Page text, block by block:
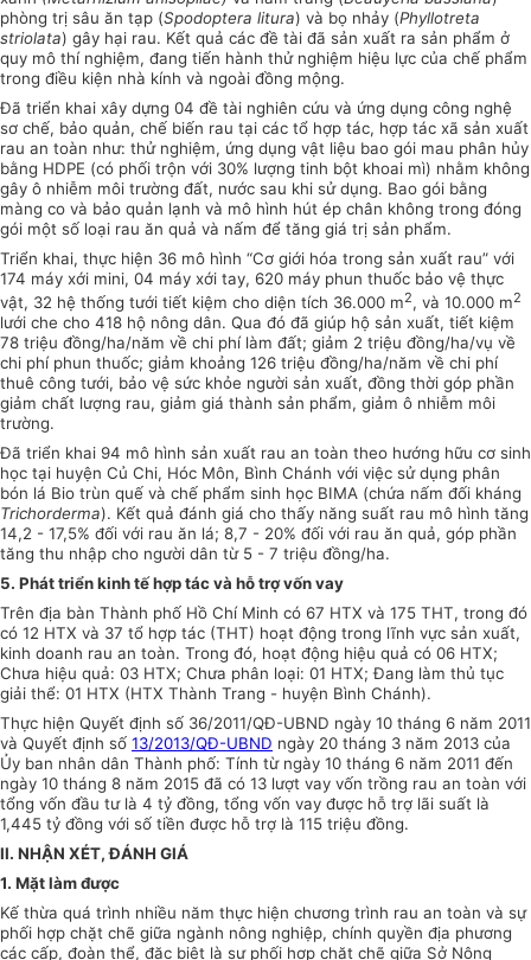
phòng trị sâu ăn tạp (Spodoptera litura) và bọ nhảy (Phyllotreta
striolata) gây hại rau. Kết quả các đề tài đã sản xuất ra sản phẩm ở
quy mô thí nghiệm, đang tiến hành thử nghiệm hiệu lực của chế phẩm
trong điều kiện nhà kính và ngoài đồng mộng.
Đã triển khai xây dựng 04 đề tài nghiên cứu và ứng dụng công nghệ
sơ chế, bảo quản, chế biến rau tại các tổ hợp tác, hợp tác xã sản xuất
rau an toàn như: thử nghiệm, ứng dụng vật liệu bao gói mau phân hủy
bằng HDPE (có phối trộn với 30% lượng tinh bột khoai mì) nhằm không
gây ô nhiễm môi trường đất, nước sau khi sử dụng. Bao gói bằng
màng co và bảo quản lạnh và mô hình hút ép chân không trong đóng
gói một số loại rau ăn quả và nấm để tăng giá trị sản phẩm.
Triển khai, thực hiện 36 mô hình “Cơ giới hóa trong sản xuất rau” với
174 máy xới mini, 04 máy xới tay, 620 máy phun thuốc bảo vệ thực
vật, 32 hệ thống tưới tiết kiệm cho diện tích 36.000 m2, và 10.000 m2
lưới che cho 418 hộ nông dân. Qua đó đã giúp hộ sản xuất, tiết kiệm
78 triệu đồng/ha/năm về chi phí làm đất; giảm 2 triệu đồng/ha/vụ về
chi phí phun thuốc; giảm khoảng 126 triệu đồng/ha/năm về chi phí
thuê công tưới, bảo vệ sức khỏe người sản xuất, đồng thời góp phần
giảm chất lượng rau, giảm giá thành sản phẩm, giảm ô nhiễm môi
trường.
Đã triển khai 94 mô hình sản xuất rau an toàn theo hướng hữu cơ sinh
học tại huyện Củ Chi, Hóc Môn, Bình Chánh với việc sử dụng phân
bón lá Bio trùn quế và chế phẩm sinh học BIMA (chứa nấm đối kháng
Trichorderma). Kết quả đánh giá cho thấy năng suất rau mô hình tăng
14,2 - 17,5% đối với rau ăn lá; 8,7 - 20% đối với rau ăn quả, góp phần
tăng thu nhập cho người dân từ 5 - 7 triệu đồng/ha.
5. Phát triển kinh tế hợp tác và hỗ trợ vốn vay
Trên địa bàn Thành phố Hồ Chí Minh có 67 HTX và 175 THT, trong đó
có 12 HTX và 37 tổ hợp tác (THT) hoạt động trong lĩnh vực sản xuất,
kinh doanh rau an toàn. Trong đó, hoạt động hiệu quả có 06 HTX;
Chưa hiệu quả: 03 HTX; Chưa phân loại: 01 HTX; Đang làm thủ tục
giải thể: 01 HTX (HTX Thành Trang - huyện Bình Chánh).
Thực hiện Quyết định số 36/2011/QĐ-UBND ngày 10 tháng 6 năm 2011
và Quyết định số 13/2013/QĐ-UBND ngày 20 tháng 3 năm 2013 của
Ủy ban nhân dân Thành phố: Tính từ ngày 10 tháng 6 năm 2011 đến
ngày 10 tháng 8 năm 2015 đã có 13 lượt vay vốn trồng rau an toàn với
tổng vốn đầu tư là 4 tỷ đồng, tổng vốn vay được hỗ trợ lãi suất là
1,445 tỷ đồng với số tiền được hỗ trợ là 115 triệu đồng.
II. NHẬN XÉT, ĐÁNH GIÁ
1. Mặt làm được
Kế thừa quá trình nhiều năm thực hiện chương trình rau an toàn và sự
phối hợp chặt chẽ giữa ngành nông nghiệp, chính quyền địa phương
các cấp, đoàn thể, đặc biệt là sự phối hợp chặt chẽ giữa Sở Nông